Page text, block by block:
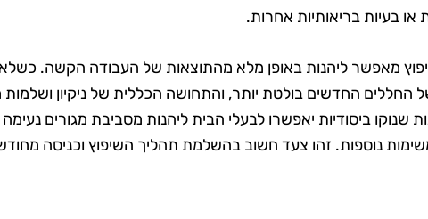
או בעיות בריאותיות אחרות.
שיפוץ מאפשר ליהנות באופן מלא מהתוצאות של העבודה הקשה.
החללים החדשים בולטת יותר, והתחושה הכללית של ניקיון ושלמות
שנוקו ביסודיות יאפשרו לבעלי הבית ליהנות מסביבת מגורים
נוספות. זהו צעד חשוב בהשלמת תהליך השיפוץ וכניסה